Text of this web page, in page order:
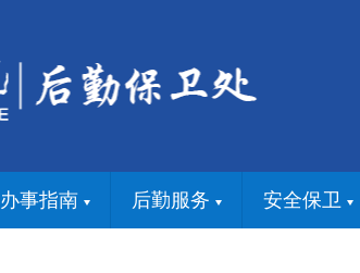
办事指南 后勤服务 安全保卫